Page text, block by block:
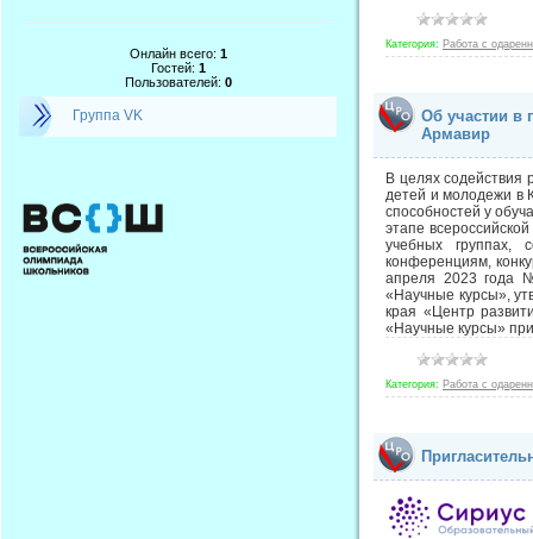
Онлайн всего: 1
Гостей: 1
Пользователей: 0
Группа VK
Категория: Работа с
Об участии в
Армавир
В целях содействия
детей и молодежи в
способностей у
этапе
учебных группах,
конференциям,
апреля 2023 года
«Научные курсы»,
края «Центр
«Научные курсы»
Категория: Работа с